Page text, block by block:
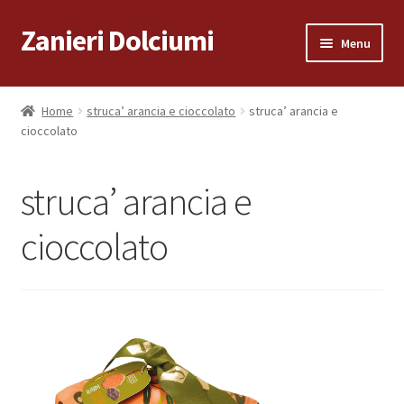
Vai
alla
Vai
al
Zanieri Dolciumi Menu
Home
Carrello
Condizioni di vendita
Home struca’ arancia e cioccolato
struca’ arancia e
cioccolato
struca’ arancia e
cioccolato